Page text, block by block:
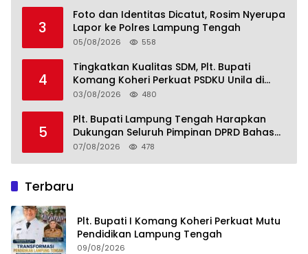
3
Foto dan Identitas Dicatut, Rosim Nyerupa
Lapor ke Polres Lampung Tengah
05/08/2026 558
4
Tingkatkan Kualitas SDM, Plt. Bupati
Komang Koheri Perkuat PSDKU Unila di
Lampung Tengah
03/08/2026 480
5
Plt. Bupati Lampung Tengah Harapkan
Dukungan Seluruh Pimpinan DPRD Bahas
RKUA-PPAS APBD Tahun 2027
07/08/2026 478
Terbaru
Plt. Bupati I Komang Koheri Perkuat Mutu
Pendidikan Lampung Tengah
09/08/2026